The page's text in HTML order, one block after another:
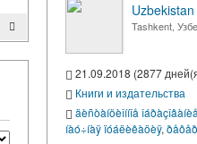
Tashkent,
21.09.2018 (2877
Книги и издательства
äèñòàíöèîííîå îáðàçîâàíèå
íàó÷íàÿ ïóáëèêàöèÿ,